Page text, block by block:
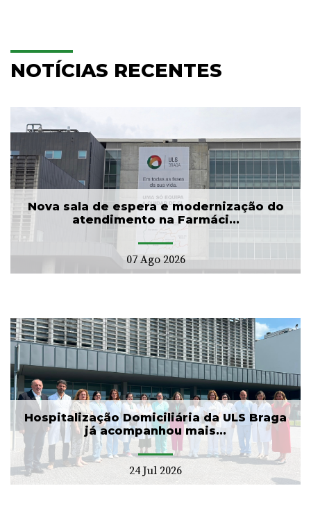
NOTÍCIAS RECENTES
Nova sala de espera e modernização do
atendimento na Farmáci...
07 Ago 2026
Hospitalização Domiciliária da ULS Braga
já acompanhou mais...
24 Jul 2026